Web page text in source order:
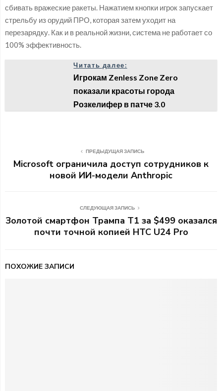
сбивать вражеские ракеты. Нажатием кнопки игрок запускает
стрельбу из орудий ПРО, которая затем уходит на
перезарядку. Как и в реальной жизни, система не работает со
100% эффективность.
Читать далее:
Игрокам Zenless Zone Zero
показали красоты города
Розкелифер в патче 3.0
ПРЕДЫДУЩАЯ ЗАПИСЬ
Microsoft ограничила доступ сотрудников к
новой ИИ-модели Anthropic
СЛЕДУЮЩАЯ ЗАПИСЬ
Золотой смартфон Трампа T1 за $499 оказался
почти точной копией HTC U24 Pro
ПОХОЖИЕ ЗАПИСИ